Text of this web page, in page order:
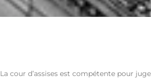
La cour d’assises est compétente pour